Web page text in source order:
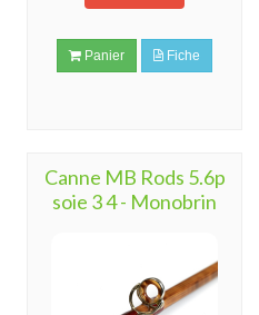
Panier Fiche
Canne MB Rods 5.6p
soie 3 4 - Monobrin